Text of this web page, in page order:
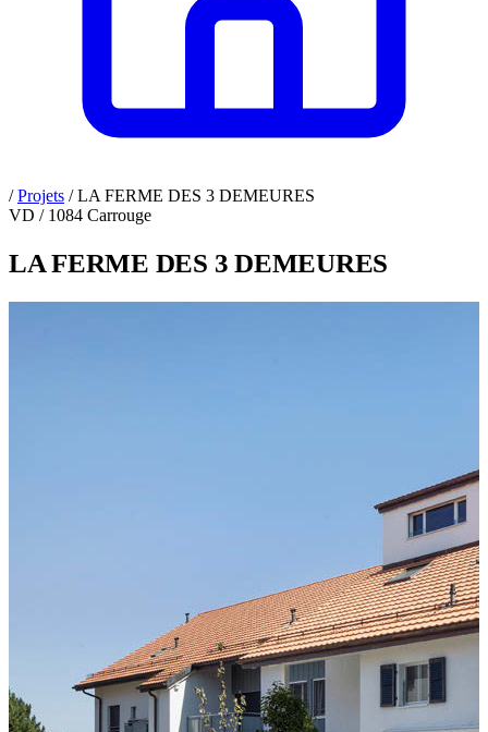
/ Projets /LA FERME DES 3 DEMEURES
VD / 1084 Carrouge
LA FERME DES 3 DEMEURES